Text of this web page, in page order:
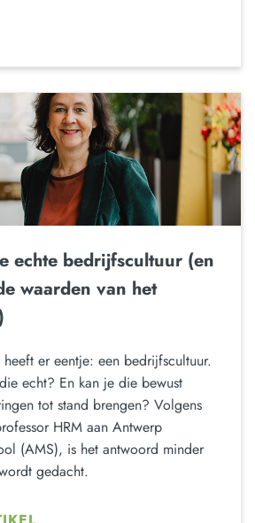
echte bedrijfscultuur (en
waarden van het
er eentje: een bedrijfscultuur.
echt? En kan je die bewust
tot stand brengen? Volgens
HRM aan Antwerp
(AMS), is het antwoord minder
gedacht.